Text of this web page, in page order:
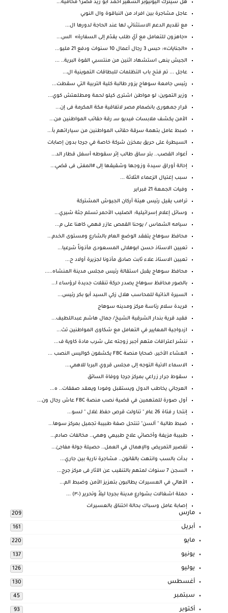
هل سيترك اليوتيوبر الشهير أحمد أبو زيد مصر؟ محاميه...
عاجل مشاجرة بين افراد من النباقوة وال النوبي
مع تقديم الدعم الاستثنائي لها عند الحاجة لدورها ال...
«جاهزون للتعامل مع أيّ طلب يقدّم إلى السفارة» الس...
«الجنايات»: حبس 3 رجال أعمال 10 سنوات ودفع 21 مليو...
الجيش ينعى استشهاد اثنين من منتسبي القوة البرية.. ...
عاجل ... تم فتح باب التظلمات للبطاقات التموينية ال...
رئيس جامعة سوهاج يزور طالبة كلية التربية التي سقطت...
وزير التموين: لو مواطن اشترى كيلو لحمة ومطلعتش كوي...
قرار جمهورى بانضمام مصر لاتفاقية مكة المكرمة فى إن...
الأمن يكشف ملابسات فيديو سـ رقة حقائب المواطنين من...
ضبط عامل بتهمة سرقة حقائب المواطنين من سياراتهم بأ...
السيطرة على حريق بمخزن شركة خاصة في جرجا بدون إصابات
أعواد القصب.. بتر ساق طالب إثر سقوطه أسفل قطار الد...
إحالة أوراق سيدة وزوجها وشقيقها إلى #المفتى فى قضي...
سبب إغتيال الزعماء الثلاثة ...
وفيات الجمعة 21 فبراير
ترامب يقيل رئيس هيئة أركان الجيوش المشتركة
وسائل إعلام إسرائيلية: الصليب الأحمر تسلم جثة شيري...
سيامه الشماس / يوحنا القمص عازر فهمي كاهنا على م...
محافظ سوهاج يتفقد الوضع العام بالشارع ومستوى الخدم...
تعيين الاستاذ حسن ابوهلالى المسعودى مأذوناً شرعيا...
تعيين الاستاذ علاء ثابت صادق مأذونا لجزيرة أولاد ح...
محافظ سوهاج يقبل استقالة رئيس مجلس مدينة المنشاه.....
بالصور محافظ سوهاج يصدر حركة تنقلات جديدة لرؤساء ا...
السيرة الذاتية للمحاسب هلال زكي السيد أبو بكر رئيس...
فريدة سلام رئاسة مركز ومدينه سوهاج
فقيد قرية بندار الشرقية الشيخ/ جمال هاشم عبداللطيف...
ازدواجية المعايير في التعامل مع شكاوى المواطنين تث...
ننشر اعترافات متهم أجبر زوجته على شرب مادة كاوية ف...
العشاء الأخير، ضحايا منصة FBC يكشفون كواليس النصب ...
الاسماء الاتية التوجه إلى مجلس قروي البربا للاهمي...
سقوط جرار زراعي بمركز جرجا ووفاة السائق
العرجاني يخاطب الدول ويستقبل وفودا ويعقد صفقات.. ه...
أول صورة للمتهمين في قضية نصب منصة FBC عاش رجال ون...
إنتحـا ر فتاة 26 عام " تناولت قرص حفظ غلال " لسو...
ضبط طالبة " ألسن" تنتحل صفة طبيبة تجميل بمركز سوها...
طبيبة مزيفة وأخصائي علاج طبيعي وهمي.. مخالفات صادم...
تقصير التمريض والإهمال في العمل.. حصيلة جولة مفاجئ...
بدأت بالسب وانتهت بالقانون.. مشاجرة نارية بين جاري...
السجن 7 سنوات لمتهم بالتنقيب عن الآثار فى مركز جرج...
الأهالي في العسيرات يطالبون بتعزيز الأمن وضبط الم...
حملة اشغالات بشوارع مدينة بجرجا ليلاً وتحرير (٣٠) ...
إصابة عامل وسباك بحالة اختناق بالعسيرات
مارس 209
أبريل 161
مايو 220
يونيو 137
يوليو 126
أغسطس 130
سبتمبر 45
أكتوبر 93